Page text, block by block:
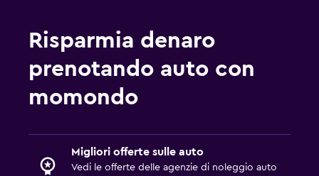
Risparmia denaro
prenotando auto con
momondo
Migliori offerte sulle auto
Vedi le offerte delle agenzie di noleggio auto